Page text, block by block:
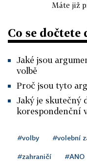
Máte již
Co se dočtete
Jaké jsou
volbě
Proč jsou tyto
Jaký je skutečný
korespondenční
#volby #volební
#zahraničí #ANO